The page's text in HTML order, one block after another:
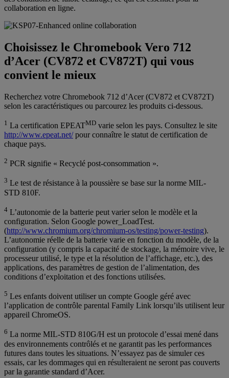
collaboration en ligne.
Choisissez le Chromebook Vero 712
d’Acer (CV872 et CV872T) qui vous
convient le mieux
Recherchez votre Chromebook 712 d’Acer (CV872 et CV872T)
selon les caractéristiques ou parcourez les produits ci-dessous.
1 La certification EPEATMD varie selon les pays. Consultez le site
http://www.epeat.net/pour connaître le statut de certification de
chaque pays.
2 PCR signifie « Recyclé post-consommation ».
3 Le test de résistance à la poussière se base sur la norme MIL-
STD 810F.
4 L’autonomie de la batterie peut varier selon le modèle et la
configuration. Selon Google power_LoadTest.
(http://www.chromium.org/chromium-os/testing/power-testing).
L’autonomie réelle de la batterie varie en fonction du modèle, de la
configuration (y compris la capacité de stockage, la mémoire vive, le
processeur utilisé, le type et la résolution de l’affichage, etc.), des
applications, des paramètres de gestion de l’alimentation, des
conditions d’exploitation et des fonctions utilisées.
5 Les enfants doivent utiliser un compte Google géré avec
l’application de contrôle parental Family Link lorsqu’ils utilisent leur
appareil ChromeOS.
6 La norme MIL-STD 810G/H est un protocole d’essai mené dans
des environnements contrôlés et ne garantit pas les performances
futures dans toutes les situations. N’essayez pas de simuler ces
essais, car les dommages qui en résulteraient ne seront pas couverts
par la garantie standard d’Acer.